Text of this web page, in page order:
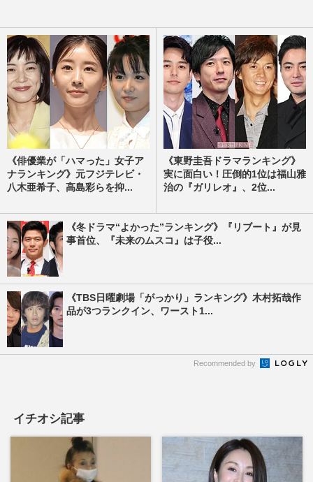
《俳優業が「ハマった」女子ア
ナランキング》元フジテレビ・
八木亜希子、高島彩らを抑...
《東野圭吾ドラマランキング》
実に面白い！圧倒的1位は福山雅
治の『ガリレオ』、2位...
《冬ドラマ“よかった”ランキング》『リブート』が見
事首位、『未来のムスコ』は子役...
《TBS日曜劇場「がっかり」ランキング》木村拓哉作
品が3つランクイン、ワースト1...
Recommended by
イチオシ記事